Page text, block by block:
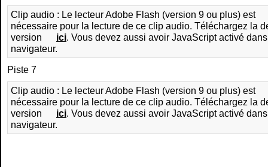
Clip audio : Le lecteur Adobe Flash (version 9 ou plus) est
nécessaire pour la lecture de ce clip audio. Téléchargez la
version
ici. Vous devez aussi avoir JavaScript activé
navigateur.
Piste 7
Clip audio : Le lecteur Adobe Flash (version 9 ou plus) est
nécessaire pour la lecture de ce clip audio. Téléchargez la
version
ici. Vous devez aussi avoir JavaScript activé
navigateur.